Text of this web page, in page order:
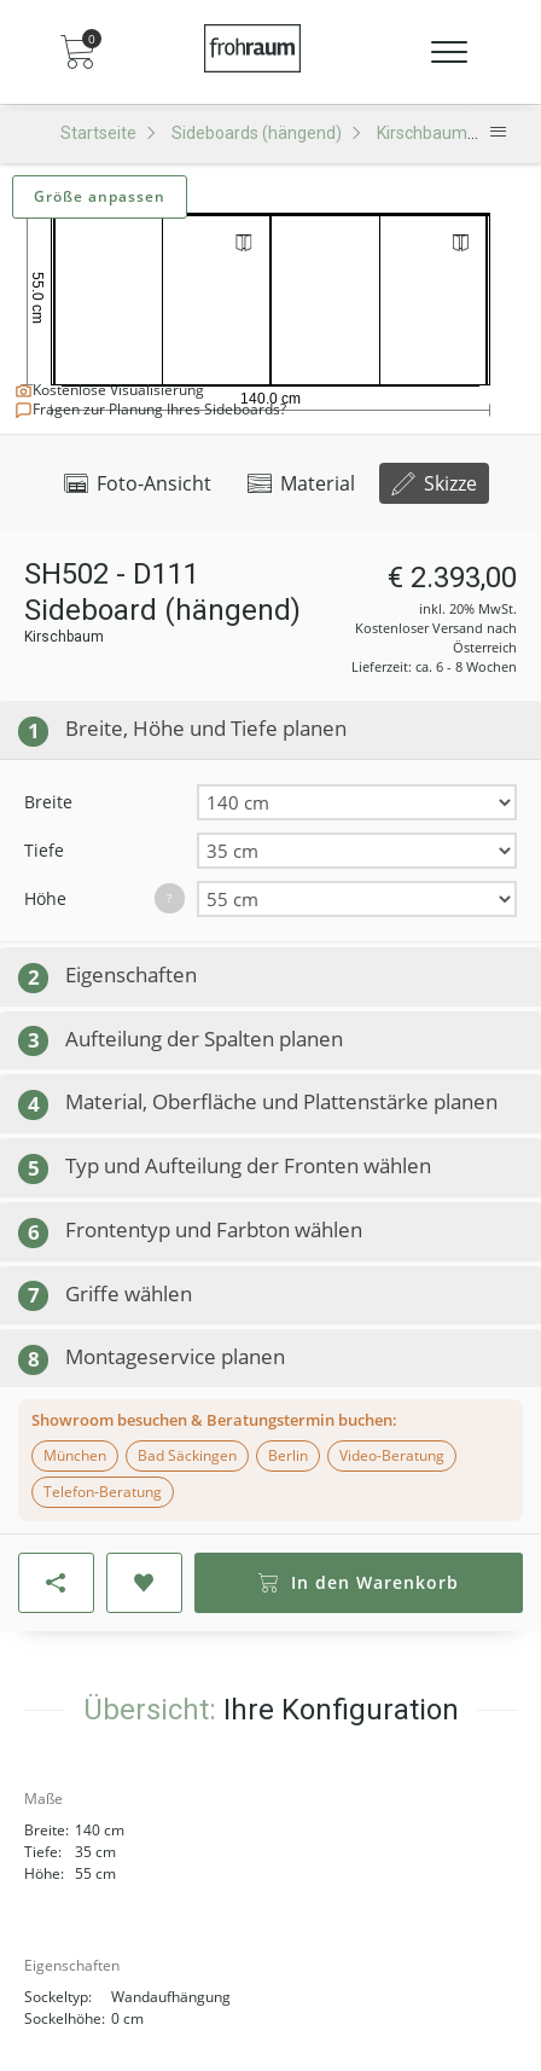
0
Startseite Sideboards (hängend) Kirschbaum
Foto-Ansicht Material Skizze
Kostenlose Visualisierung
Fragen zur Planung Ihres Sideboards?
Größe anpassen
SH502 - D111
Sideboard (hängend)
Kirschbaum
€ 2.393,00
inkl. 20% MwSt.
Kostenloser Versand nach
Österreich
Lieferzeit: ca. 6 - 8 Wochen
1 Breite, Höhe und Tiefe planen
Breite
Tiefe
Höhe ?
2 Eigenschaften
3 Aufteilung der Spalten planen
4 Material, Oberfläche und Plattenstärke planen
5 Typ und Aufteilung der Fronten wählen
6 Frontentyp und Farbton wählen
7 Griffe wählen
8 Montageservice planen
Showroom besuchen & Beratungstermin buchen:
München
Bad Säckingen Berlin
Video-Beratung
Telefon-Beratung
In den Warenkorb
Übersicht: Ihre Konfiguration
Maße
Breite: 140 cm
Tiefe:
35 cm
Höhe: 55 cm
Eigenschaften
Sockeltyp:
Wandaufhängung
Sockelhöhe: 0 cm